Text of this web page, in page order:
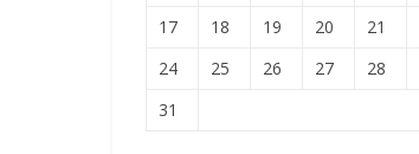
17
18 19 20 21
24
25 26 27 28
31